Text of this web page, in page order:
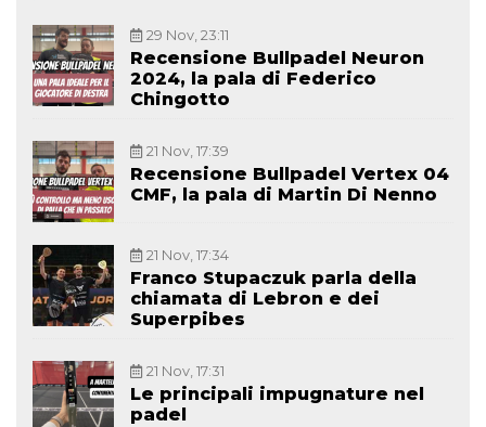
29 Nov, 23:11
Recensione Bullpadel Neuron
2024, la pala di Federico
Chingotto
21 Nov, 17:39
Recensione Bullpadel Vertex 04
CMF, la pala di Martin Di Nenno
21 Nov, 17:34
Franco Stupaczuk parla della
chiamata di Lebron e dei
Superpibes
21 Nov, 17:31
Le principali impugnature nel
padel